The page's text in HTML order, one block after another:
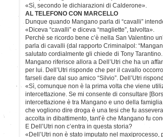
«Sì, secondo le dichiarazioni di Calderone».
AL TELEFONO CON MARCELLO
Dunque quando Mangano parla di “cavalli”
«Diceva “cavalli” e diceva “magliette”, talvolta».
Perchè se ricordo bene c’è nella San Valentino
parla di cavalli (dal rapporto Criminalpol:
salutato cordialmente gli chiede di Tony
Mangano riferisce allora a Dell’Utri che ha un
per lui. Dell’Utri risponde che per il cavallo
farseli dare dal suo amico “Silvio”. Dell’Utri
«Sì, comunque non è la prima volta che viene
intercettazione. Se mi consente di consultare
intercettazione è tra Mangano e uno della
che vogliono dire droga è una tesi che fu
accolta in dibattimento, tant’è che Mangano fu
E Dell’Utri non c’entra in questa storia?
«Dell’Utri non è stato imputato nel